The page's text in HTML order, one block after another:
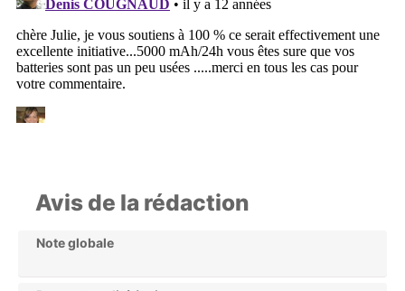
Avis de la rédaction
Note globale